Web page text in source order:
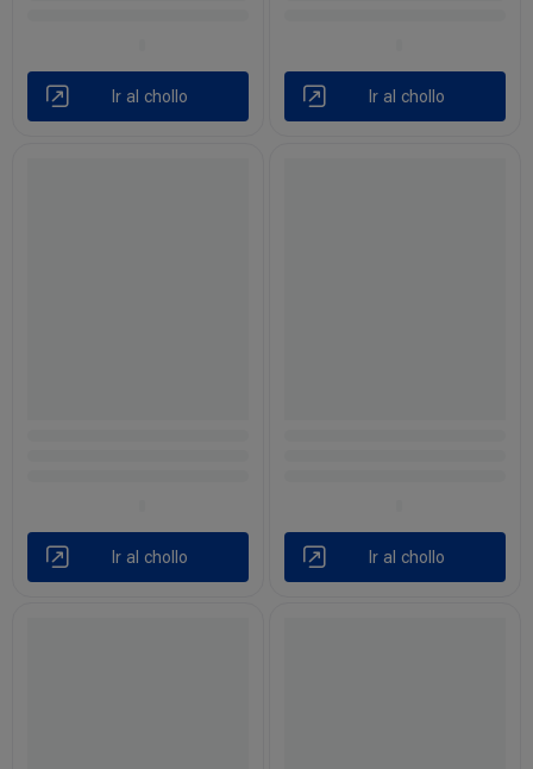
Ir al chollo Ir al chollo
Ir al chollo Ir al chollo